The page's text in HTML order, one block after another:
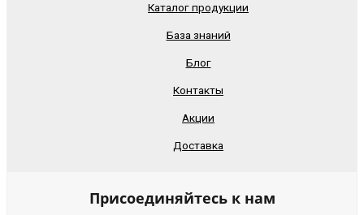
Каталог продукции
База знаний
Блог
Контакты
Акции
Доставка
Присоединяйтесь к нам